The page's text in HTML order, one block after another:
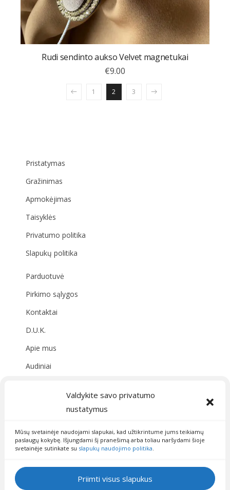
Valdykite savo privatumo
nustatymus
Mūsų svetainėje naudojami slapukai, kad užtikrintume jums teikiamų
paslaugų kokybę. Išjungdami šį pranešimą arba toliau naršydami šioje
svetainėje sutinkate su slapukų naudojimo politika.
Priimti visus slapukus
Rudi sendinto aukso Velvet magnetukai
€9.00
1 2 3
Susisiekite su mumis
09:00 - 19:00
info@fainisiuliukai.lt
Pristatymas
Gražinimas
Apmokėjimas
Taisyklės
Privatumo politika
Slapukų politika
Parduotuvė
Pirkimo sąlygos
Kontaktai
D.U.K.
Apie mus
Audiniai